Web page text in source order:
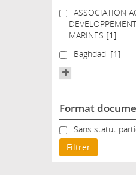
ASSOCIATION
ASSOCIATION
MARINES [1]
Baghdadi
Baghdadi [1]
Format
Sans statut
Sans statut